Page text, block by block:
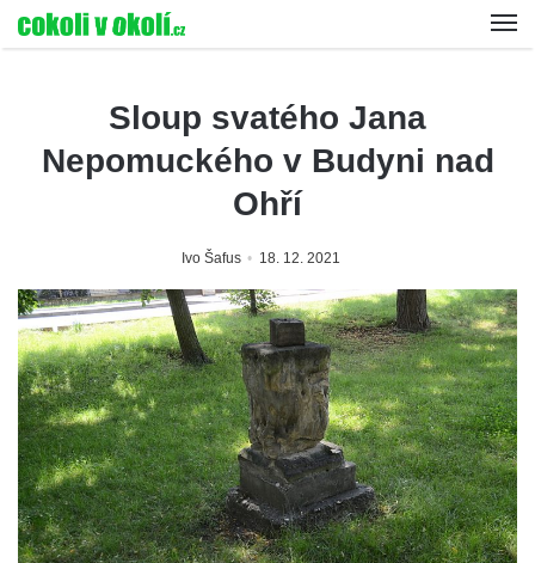
Sloup svatého Jana
Nepomuckého v Budyni nad
Ohří
Ivo Šafus 18. 12. 2021